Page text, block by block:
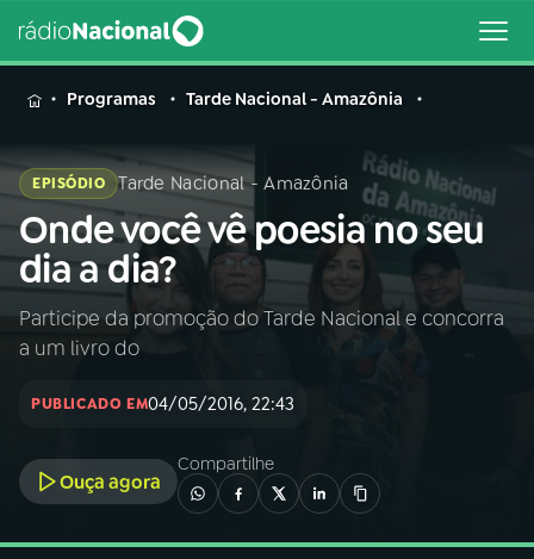
MENU
Buscar
na
Rádio
Nacional
Buscar
Programas Tarde Nacional - Amazônia
EPISÓDIO Tarde Nacional - Amazônia
Onde você vê poesia no seu
dia a dia?
Participe da promoção do Tarde Nacional e concorra
a um livro do
PUBLICADO EM04/05/2016, 22:43
Ouça agora
Compartilhe